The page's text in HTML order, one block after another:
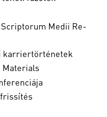
Me­dii Re­
karriertörténetek
Materials